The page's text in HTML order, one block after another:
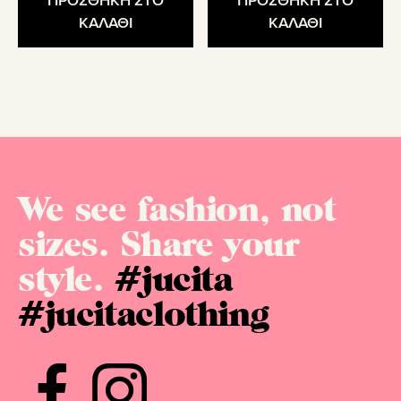
ΚΑΛΑΘΙ
ΚΑΛΑΘΙ
We see fashion, not
sizes. Share your
style.#jucita
#jucitaclothing